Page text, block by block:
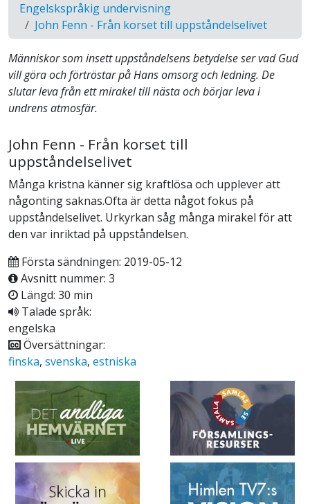
Engelskspråkig undervisning
John Fenn - Från korset till uppståndelselivet
Människor som insett uppståndelsens betydelse ser vad Gud
vill göra och förtröstar på Hans omsorg och ledning. De
slutar leva från ett mirakel till nästa och börjar leva i
undrens atmosfär.
John Fenn - Från korset till
uppståndelselivet
Många kristna känner sig kraftlösa och upplever att
någonting saknas.Ofta är detta något fokus på
uppståndelselivet. Urkyrkan såg många mirakel för att
den var inriktad på uppståndelsen.
Första sändningen: 2019-05-12
Avsnitt nummer: 3
Längd: 30 min
Talade språk:
engelska
Översättningar:
finska, svenska, estniska